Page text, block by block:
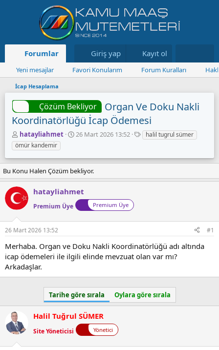
Forumlar Neler yeni Kaynaklar
Giriş yap Kayıt ol
Yeni mesajlar Favori Konularım Forum Kuralları
İcap Hesaplama
Çözüm Bekliyor
Organ Ve Doku Nakli
Koordinatörlüğü İcap Ödemesi
K
o
n
u
y
u
B
a
ş
a
t
a
n
hatayliahmet
B
l
a
n
ı
ç
a
i
h
i
26 Mart 2026 13:52
E
t
k
t
halil tugrul sümer
ömür kandemir
Bu Konu Halen Çözüm bekliyor.
hatayliahmet
Premium Üye Premium Üye
26 Mart 2026 13:52 #1
Merhaba. Organ ve Doku Nakli Koordinatörlüğü adı altında
icap ödemeleri ile ilgili elinde mevzuat olan var mı?
Arkadaşlar.
Tarihe göre sırala Oylara göre sırala
Halil Tuğrul SÜMER
Site Yöneticisi Yönetici